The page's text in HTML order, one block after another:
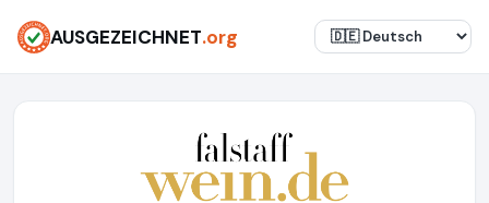
AUSGEZEICHNET.org